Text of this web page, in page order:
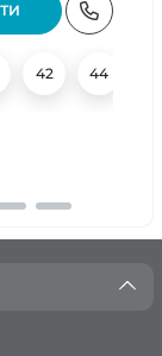
42 44